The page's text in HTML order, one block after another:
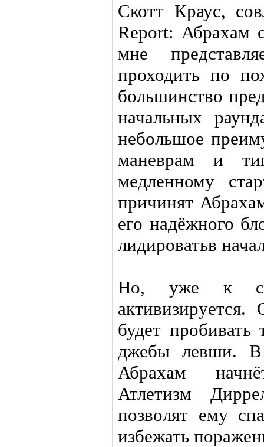
Скотт Краус,
Report: Абрахам
мне
проходить по
большинство
начальных
небольшое
маневрам и
медленному
причинят
его надёжного
лидироватьв
Но, уже к
будет
джебы левши. В
Абрахам
Атлетизм
позволят ему
избежать